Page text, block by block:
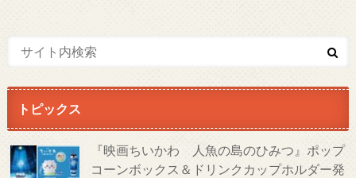
トピックス
『映画ちいかわ 人魚の島のひみつ』ポップ
コーンボックス＆ドリンクカップホルダー発